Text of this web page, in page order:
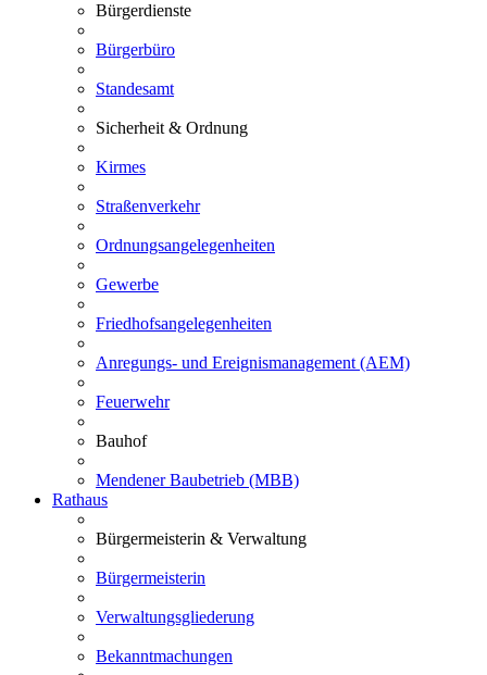
Bürgerdienste
Bürgerbüro
Standesamt
Sicherheit & Ordnung
Kirmes
Straßenverkehr
Ordnungsangelegenheiten
Gewerbe
Friedhofsangelegenheiten
Anregungs- und Ereignismanagement (AEM)
Feuerwehr
Bauhof
Mendener Baubetrieb (MBB)
Rathaus
Bürgermeisterin & Verwaltung
Bürgermeisterin
Verwaltungsgliederung
Bekanntmachungen